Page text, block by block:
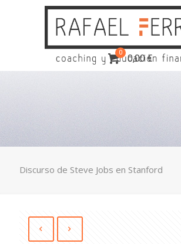
0
0,00 €
Discurso de Steve Jobs en Stanford